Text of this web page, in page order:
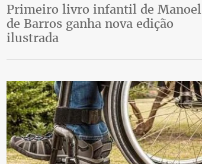
Primeiro livro infantil de Manoel
de Barros ganha nova edição
ilustrada